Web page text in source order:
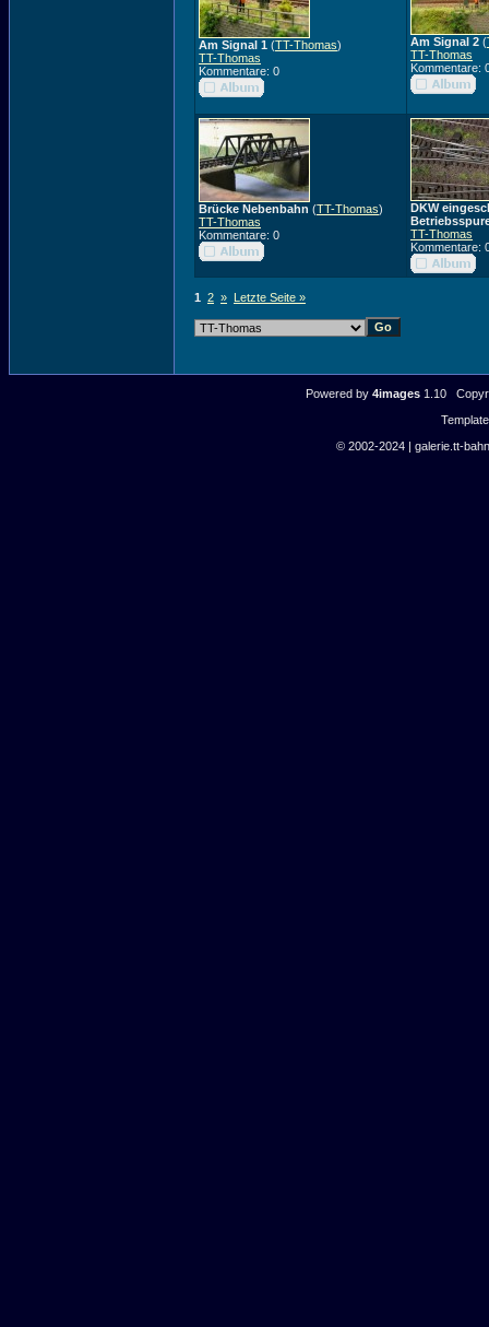
Am Signal 1 (TT-Thomas)
TT-Thomas
Kommentare: 0
Am Signal 2 (
TT-Thomas
Kommentare:
Brücke Nebenbahn (TT-Thomas)
TT-Thomas
Kommentare: 0
DKW
TT-Thomas
Kommentare:
1 2 » Letzte Seite »
Powered by 4images1.10
© 2002-2024 | galerie.tt-